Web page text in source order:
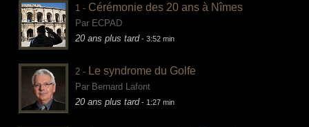
1 - Cérémonie des 20 ans à Nîmes
Par ECPAD
20 ans plus tard- 3:52 min
2 - Le syndrome du Golfe
Par Bernard Lafont
20 ans plus tard- 1:27 min